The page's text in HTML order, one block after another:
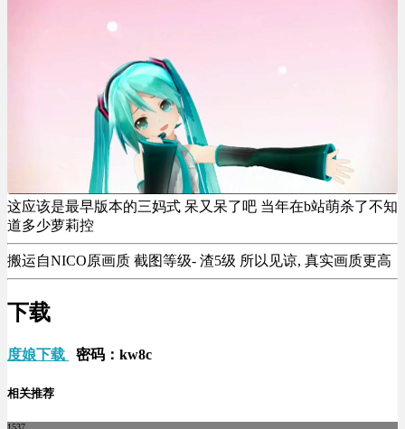
这应该是最早版本的三妈式 呆又呆了吧 当年在b站萌杀了不知
道多少萝莉控
搬运自NICO原画质 截图等级- 渣5级 所以见谅, 真实画质更高
下载
度娘下载 密码：kw8c
相关推荐
1537